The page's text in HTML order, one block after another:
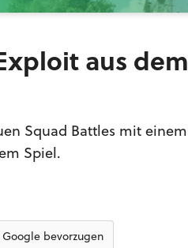
aus dem
Squad Battles mit einem
Spiel.
bevorzugen